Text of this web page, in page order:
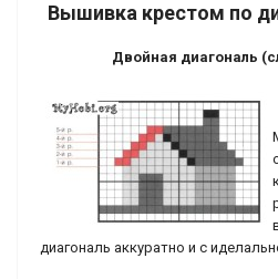
Вышивка крестом по
Двойная диагональ (
диагональ аккуратно и с